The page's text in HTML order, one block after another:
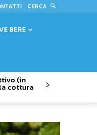
CERCA
BERE
(in
cottura